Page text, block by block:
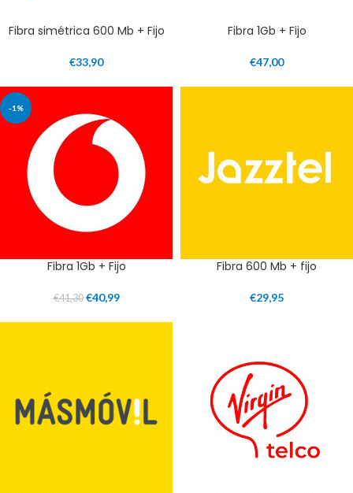
Fibra simétrica 600 Mb + Fijo
€33,90
Fibra 1Gb + Fijo
€47,00
-1%
Fibra 1Gb + Fijo
€41,30 €40,99
Fibra 600 Mb + fijo
€29,95